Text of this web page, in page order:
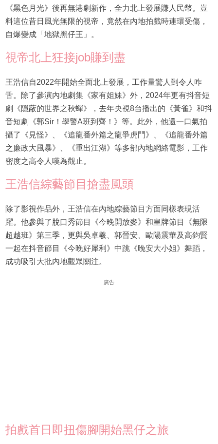
《黑色月光》後再無港劇新作，全力北上發展賺人民幣。豈
料這位昔日風光無限的視帝，竟然在內地拍戲時連環受傷，
自爆變成「地獄黑仔王」。
視帝北上狂接job賺到盡
王浩信自2022年開始全面北上發展，工作量驚人到令人咋
舌。除了參演內地劇集《家有姐妹》外，2024年更有抖音短
劇《隱蔽的世界之秋蟬》，去年央視8台播出的《黃雀》和抖
音短劇《郭Sir！學警A班到齊！》等。此外，他還一口氣拍
攝了《見怪》、《追龍番外篇之龍爭虎鬥》、《追龍番外篇
之廉政大風暴》、《重出江湖》等多部內地網絡電影，工作
密度之高令人嘆為觀止。
王浩信綜藝節目搶盡風頭
除了影視作品外，王浩信在內地綜藝節目方面同樣表現活
躍。他參與了脫口秀節目《今晚開放麥》和皇牌節目《無限
超越班》第三季，更與吳卓羲、郭晉安、歐陽震華及高鈞賢
一起在抖音節目《今晚好犀利》中跳《晚安大小姐》舞蹈，
成功吸引大批內地觀眾關注。
廣告
拍戲首日即扭傷腳開始黑仔之旅